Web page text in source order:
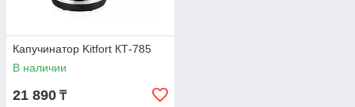
Капучинатор Kitfort КТ-785
В наличии
21 890 ₸